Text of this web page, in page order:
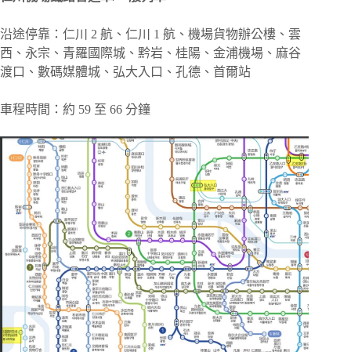
沿途停靠：仁川 2 航、仁川 1 航、機場貨物辦公樓、雲
西、永宗、青羅國際城、黔岩、桂陽、金浦機場、麻谷
渡口、數碼媒體城、弘大入口、孔德、首爾站
車程時間：約 59 至 66 分鐘